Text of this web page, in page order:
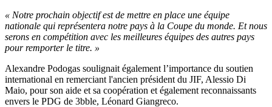
« Notre prochain objectif est de mettre en place une équipe
nationale qui représentera notre pays à la Coupe du monde. Et nous
serons en compétition avec les meilleures équipes des autres pays
pour remporter le titre. »
Alexandre Podogas soulignait également l’importance du soutien
international en remerciant l'ancien président du JIF, Alessio Di
Maio, pour son aide et sa coopération et également reconnaissants
envers le PDG de 3bble, Léonard Giangreco.